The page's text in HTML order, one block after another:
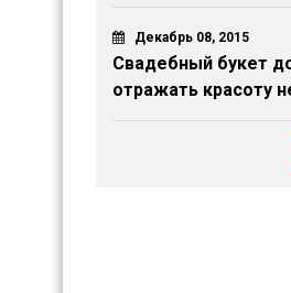
Декабрь 08, 2015
Свадебный букет
отражать красоту